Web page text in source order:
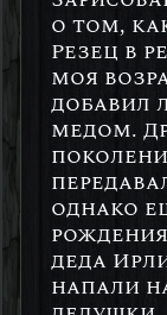
о том,
Резец в
моя
добавил
медом.
однако
деда
напали